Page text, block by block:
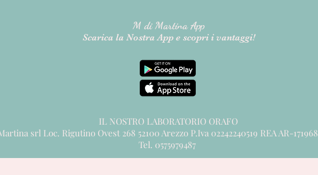
Scarica la Nostra App e scopri i vantaggi!
M di Martina App
IL NOSTRO LABORATORIO ORAFO
srl Loc. Rigutino Ovest 268 52100 Arezzo P.Iva 02242240519 REA AR-171968
Tel. 0575979487